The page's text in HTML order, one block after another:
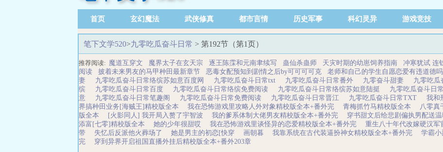
首页 玄幻魔法 武侠修真 都市言情 历史军事 科幻灵异 游戏竞技
足迹记录
笔下文学520>九零吃瓜奋斗日常 > 第192节（第1页）
推荐阅读: 魔道互穿文 魔界太子在玄天宗 逐王陈霂和元南聿续写 蛊仙杀蛊师 天灾时期的幼崽饲养指南 冲寒犹试 连
阅读
披着未来男友的马甲种田最新章节 恶毒女配预知到剧情之后by可可可可克 老师和自己的学生自愿恋爱有违道德吗
妻
九零吃瓜奋斗日常络缤苏如意百度网 九零吃瓜奋斗日常txt 九零吃瓜奋斗日常番外 九零奋斗甜妻 九零吃瓜
缤
九零吃瓜奋斗日常百度 九零吃瓜奋斗日常络缤免费阅读 九零吃瓜奋斗日常络缤苏如意陆挺 九零吃瓜奋斗日
意
九零吃瓜奋斗日常笔趣阁 九零吃瓜奋斗日常免费阅读 九零吃瓜奋斗日常晋江 九零吃瓜奋斗日常TXT 我和
界搞种田业务[海贼王]精校版全本
我在恐怖游戏里攻略人外对象精校版全本+番外完 青梅抓竹马精校版全本 八零真
版全本
[火影同人] 我开局入赘了宇智波 我的爹系体制大佬男友精校版全本+番外完 穿书甜文后给悲剧偏执男配送
添富[七零]精校版全本
她的少年很甜哎 我在恐怖游戏里谈怪异的恋爱精校版全本+番外完 重生八十年代改嫁硬汉军
带
失忆后反派他火葬场了 她是男主的初恋[快穿 画朝暮 我靠系统在古代装逼扮神女精校版全本+番外完
学霸
完
穿到异界开启祖国直播外挂后精校版全本+番外203章